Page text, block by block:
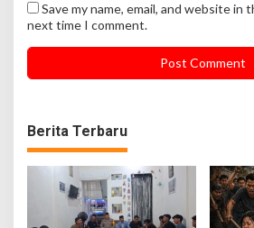
Save my name, email, and website in
next time I comment.
Berita Terbaru